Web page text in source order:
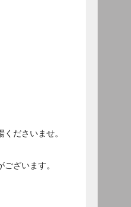
ださいませ。
ざいます。